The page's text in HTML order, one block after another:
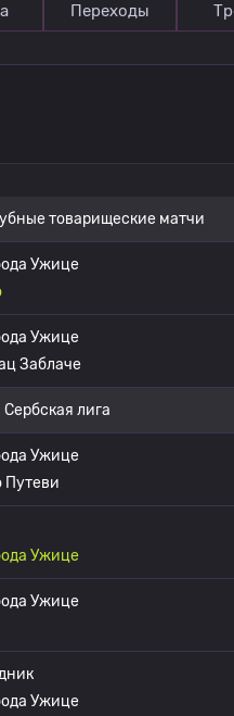
Переходы
товарищеские матчи
Ужице
Ужице
Заблаче
Сербская лига
Ужице
Путеви
Ужице
Ужице
Ужице